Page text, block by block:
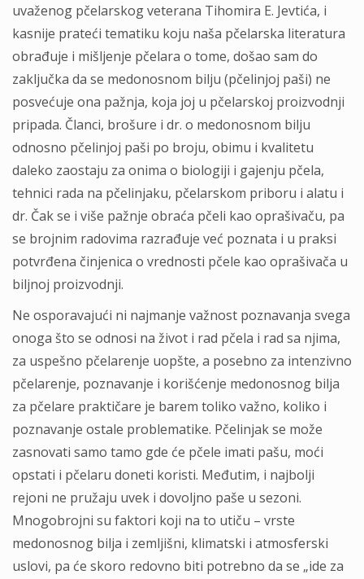
uvaženog pčelarskog veterana Tihomira E. Jevtića, i
kasnije prateći tematiku koju naša pčelarska literatura
obrađuje i mišljenje pčelara o tome, došao sam do
zaključka da se medonosnom bilju (pčelinjoj paši) ne
posvećuje ona pažnja, koja joj u pčelarskoj proizvodnji
pripada. Članci, brošure i dr. o medonosnom bilju
odnosno pčelinjoj paši po broju, obimu i kvalitetu
daleko zaostaju za onima o biologiji i gajenju pčela,
tehnici rada na pčelinjaku, pčelarskom priboru i alatu i
dr. Čak se i više pažnje obraća pčeli kao oprašivaču, pa
se brojnim radovima razrađuje već poznata i u praksi
potvrđena činjenica o vrednosti pčele kao oprašivača u
biljnoj proizvodnji.
Ne osporavajući ni najmanje važnost poznavanja svega
onoga što se odnosi na život i rad pčela i rad sa njima,
za uspešno pčelarenje uopšte, a posebno za intenzivno
pčelarenje, poznavanje i korišćenje medonosnog bilja
za pčelare praktičare je barem toliko važno, koliko i
poznavanje ostale problematike. Pčelinjak se može
zasnovati samo tamo gde će pčele imati pašu, moći
opstati i pčelaru doneti koristi. Međutim, i najbolji
rejoni ne pružaju uvek i dovoljno paše u sezoni.
Mnogobrojni su faktori koji na to utiču – vrste
medonosnog bilja i zemljišni, klimatski i atmosferski
uslovi, pa će skoro redovno biti potrebno da se „ide za